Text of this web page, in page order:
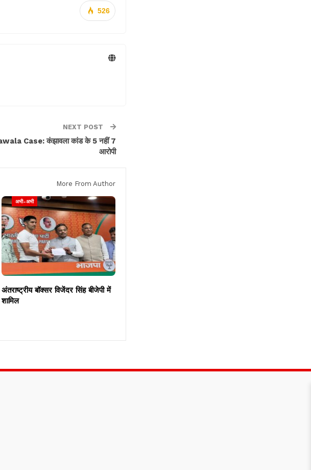
526
NEXT POST
Case: कंझावला कांड के 5 नहीं 7
आरोपी
More From Author
अभी-अभी
अंतराष्ट्रीय बॉक्सर विजेंदर सिंह बीजेपी में
शामिल